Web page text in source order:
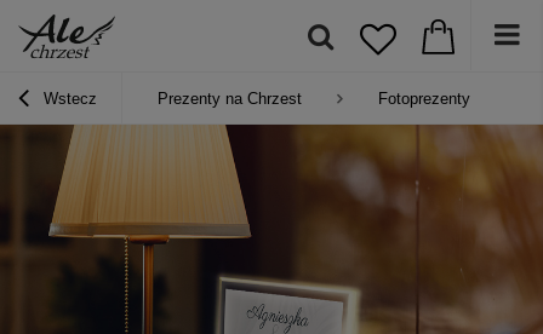
Wstecz Prezenty na Chrzest Fotoprezenty